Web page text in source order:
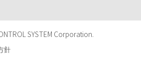
SYSTEM Corporation.
針